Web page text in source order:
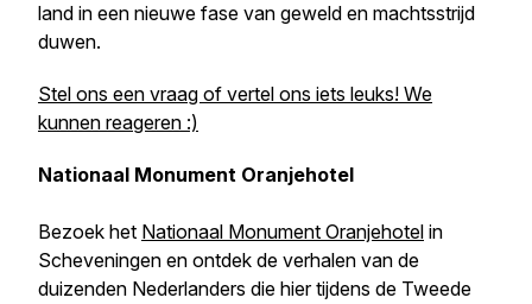
land in een nieuwe fase van geweld en machtsstrijd
duwen.
Stel ons een vraag of vertel ons iets leuks! We
kunnen reageren :)
Nationaal Monument Oranjehotel
Bezoek het Nationaal Monument Oranjehotel in
Scheveningen en ontdek de verhalen van de
duizenden Nederlanders die hier tijdens de Tweede